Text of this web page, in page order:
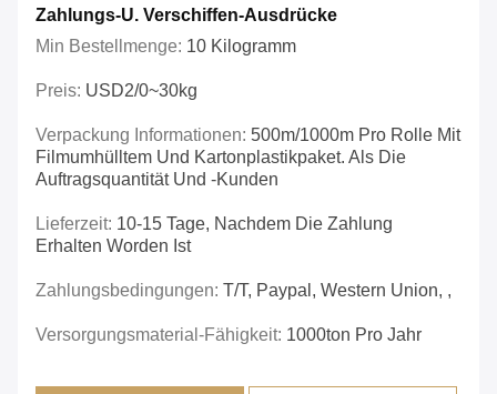
Zahlungs-U. Verschiffen-Ausdrücke
Min Bestellmenge: 10 Kilogramm
Preis: USD2/0~30kg
Verpackung Informationen: 500m/1000m Pro Rolle Mit
Filmumhülltem Und Kartonplastikpaket. Als Die
Auftragsquantität Und -Kunden
Lieferzeit: 10-15 Tage, Nachdem Die Zahlung
Erhalten Worden Ist
Zahlungsbedingungen: T/T, Paypal, Western Union, ,
Versorgungsmaterial-Fähigkeit: 1000ton Pro Jahr